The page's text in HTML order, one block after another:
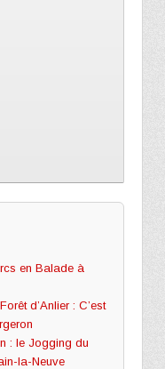
en Balade à
d’Anlier : C’est
: le Jogging du
la-Neuve